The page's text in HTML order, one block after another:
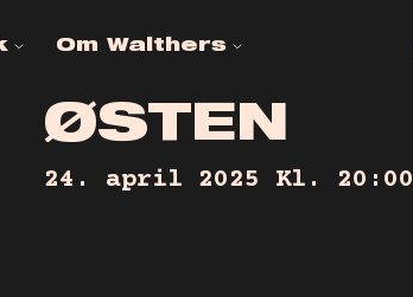
Om Walthers
JOB OG
ØSTEN
24. april 2025 Kl. 20:00